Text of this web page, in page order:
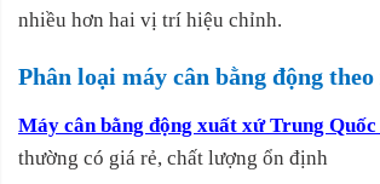
nhiều hơn hai vị trí hiệu chỉnh.
Phân loại máy cân bằng động
Máy cân bằng động xuất xứ Trung
thường có giá rẻ, chất lượng ổn định